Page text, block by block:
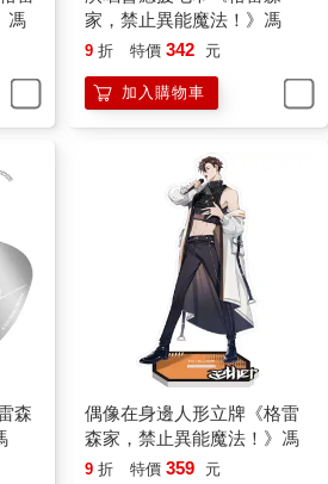
馮
家，禁止異能魔法！》馮
9 折 特價 342 元
加入購物車
森
偶像在身邊人形立牌《格雷
森家，禁止異能魔法！》馮
9 折 特價 359 元